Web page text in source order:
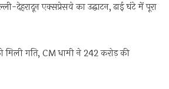
देहरादून एक्सप्रेसवे का उद्घाटन, ढाई घंटे में पूरा
मिली गति, CM धामी ने 242 करोड़ की